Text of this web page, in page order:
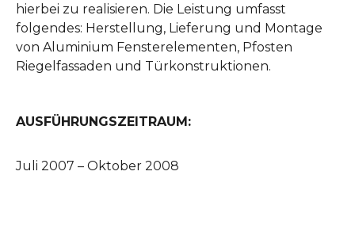
hierbei zu realisieren. Die Leistung umfasst
folgendes: Herstellung, Lieferung und Montage
von Aluminium Fensterelementen, Pfosten
Riegelfassaden und Türkonstruktionen.
AUSFÜHRUNGSZEITRAUM:
Juli 2007 – Oktober 2008